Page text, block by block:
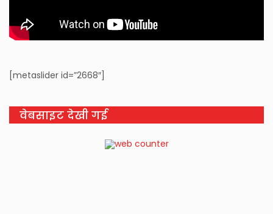
[metaslider id=”2668″]
वेबसाइट देखी गई